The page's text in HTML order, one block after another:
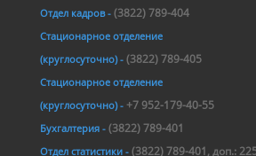
Отдел кадров - (3822) 789-404
Стационарное отделение
(круглосуточно) - (3822) 789-405
Стационарное отделение
(круглосуточно) - +7 952-179-40-55
Бухгалтерия - (3822) 789-401
Отдел статистики - (3822) 789-401, доп.: